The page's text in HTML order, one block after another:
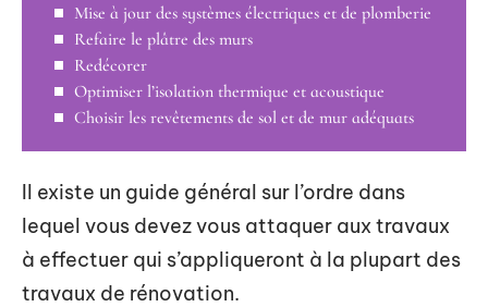
Mise à jour des systèmes électriques et de plomberie
Refaire le plâtre des murs
Redécorer
Optimiser l’isolation thermique et acoustique
Choisir les revêtements de sol et de mur adéquats
Il existe un guide général sur l’ordre dans
lequel vous devez vous attaquer aux travaux
à effectuer qui s’appliqueront à la plupart des
travaux de rénovation.